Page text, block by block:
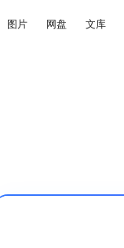
图片 网盘 文库